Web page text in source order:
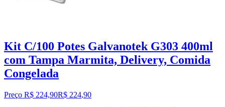
Kit C/100 Potes Galvanotek G303 400ml
com Tampa Marmita, Delivery, Comida
Congelada
Preço R$ 224,90R$ 224,90